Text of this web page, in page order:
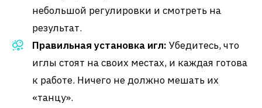
небольшой регулировки и смотреть на
результат.
Правильная установка игл: Убедитесь, что
иглы стоят на своих местах, и каждая готова
к работе. Ничего не должно мешать их
«танцу».